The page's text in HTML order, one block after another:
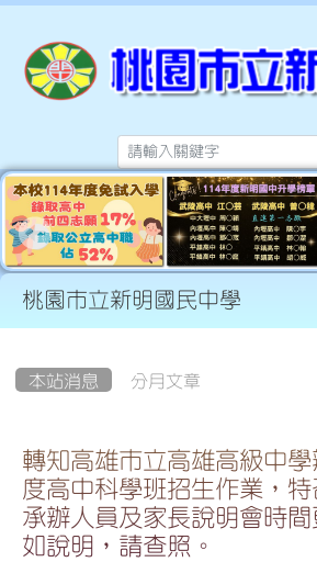
桃園市立新明國民中學
本站消息 分月文章
轉知高雄市立高雄高級中
度高中科學班招生作業，
承辦人員及家長說明會時
如說明，請查照。